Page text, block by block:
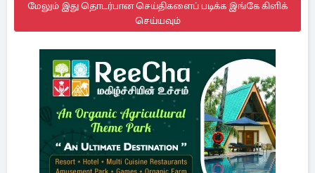
மேலும் இது தொடர்பான செய்திகளைப் படிக்க இங்கே கிளிக்
செய்யவும்